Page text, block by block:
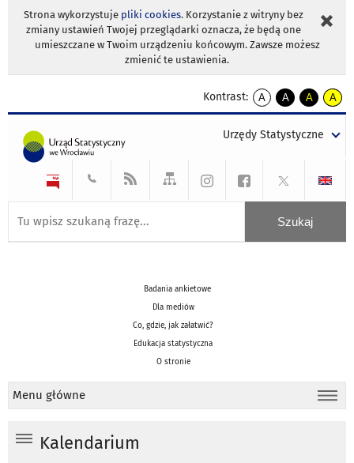
Strona wykorzystuje pliki cookies. Korzystanie z witryny bez
zmiany ustawień Twojej przeglądarki oznacza, że będą one
umieszczane w Twoim urządzeniu końcowym. Zawsze możesz
zmienić te ustawienia.
Kontrast:
A
kontrast
A
kontrast
tekst
czarnym
A
kontrast
tekst
czarnym
A
tekst
żółtym
Urzędy Statystyczne
Badania ankietowe
Dla mediów
Co, gdzie, jak załatwić?
Edukacja statystyczna
O stronie
Menu główne
Kalendarium